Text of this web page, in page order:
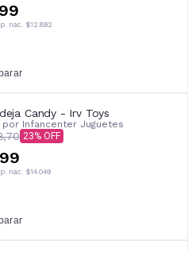
nac. $12.892
Candy - Irv Toys
por Infancenter Juguetes
23
nac. $14.049